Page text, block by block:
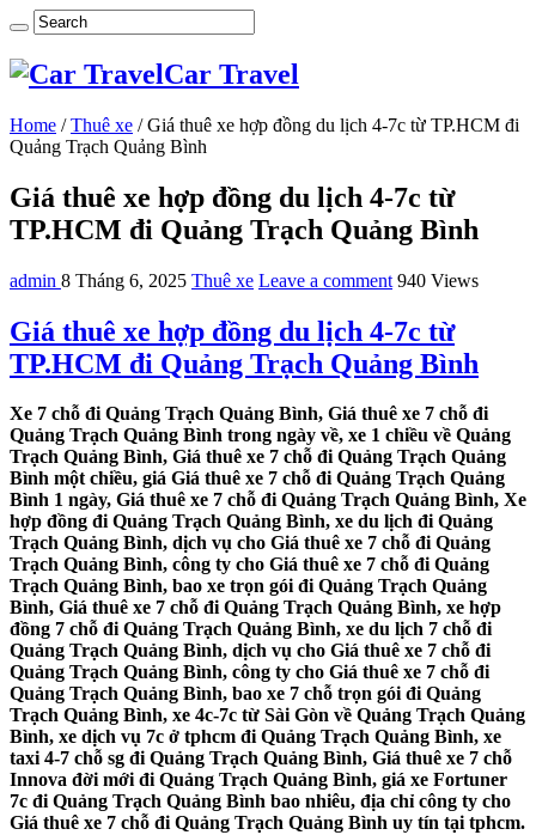
Car Travel
Home / Thuê xe / Giá thuê xe hợp đồng du lịch 4-7c từ TP.HCM đi
Quảng Trạch Quảng Bình
Giá thuê xe hợp đồng du lịch 4-7c từ
TP.HCM đi Quảng Trạch Quảng Bình
admin 8 Tháng 6, 2025 Thuê xe Leave a comment 940 Views
Giá thuê xe hợp đồng du lịch 4-7c từ
TP.HCM đi Quảng Trạch Quảng Bình
Xe 7 chỗ đi Quảng Trạch Quảng Bình, Giá thuê xe 7 chỗ đi
Quảng Trạch Quảng Bình trong ngày về, xe 1 chiều về Quảng
Trạch Quảng Bình, Giá thuê xe 7 chỗ đi Quảng Trạch Quảng
Bình một chiều, giá Giá thuê xe 7 chỗ đi Quảng Trạch Quảng
Bình 1 ngày, Giá thuê xe 7 chỗ đi Quảng Trạch Quảng Bình, Xe
hợp đồng đi Quảng Trạch Quảng Bình, xe du lịch đi Quảng
Trạch Quảng Bình, dịch vụ cho Giá thuê xe 7 chỗ đi Quảng
Trạch Quảng Bình, công ty cho Giá thuê xe 7 chỗ đi Quảng
Trạch Quảng Bình, bao xe trọn gói đi Quảng Trạch Quảng
Bình, Giá thuê xe 7 chỗ đi Quảng Trạch Quảng Bình, xe hợp
đồng 7 chỗ đi Quảng Trạch Quảng Bình, xe du lịch 7 chỗ đi
Quảng Trạch Quảng Bình, dịch vụ cho Giá thuê xe 7 chỗ đi
Quảng Trạch Quảng Bình, công ty cho Giá thuê xe 7 chỗ đi
Quảng Trạch Quảng Bình, bao xe 7 chỗ trọn gói đi Quảng
Trạch Quảng Bình, xe 4c-7c từ Sài Gòn về Quảng Trạch Quảng
Bình, xe dịch vụ 7c ở tphcm đi Quảng Trạch Quảng Bình, xe
taxi 4-7 chỗ sg đi Quảng Trạch Quảng Bình, Giá thuê xe 7 chỗ
Innova đời mới đi Quảng Trạch Quảng Bình, giá xe Fortuner
7c đi Quảng Trạch Quảng Bình bao nhiêu, địa chỉ công ty cho
Giá thuê xe 7 chỗ đi Quảng Trạch Quảng Bình uy tín tại tphcm.